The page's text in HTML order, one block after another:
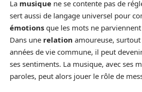
La musique ne se contente pas de
sert aussi de langage universel pour
émotions que les mots ne
Dans une relation amoureuse,
années de vie commune, il peut
ses sentiments. La musique, avec ses
paroles, peut alors jouer le rôle de